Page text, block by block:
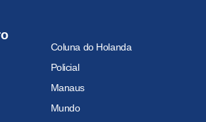
Coluna do Holanda
Policial
Manaus
Mundo